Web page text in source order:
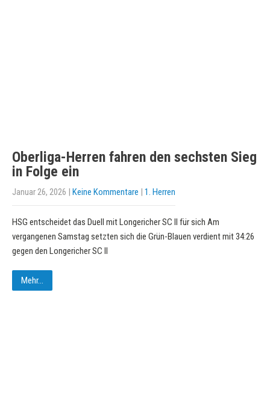
Oberliga-Herren fahren den sechsten Sieg
in Folge ein
Januar 26, 2026 | Keine Kommentare | 1. Herren
HSG entscheidet das Duell mit Longericher SC II für sich Am
vergangenen Samstag setzten sich die Grün-Blauen verdient mit 34:26
gegen den Longericher SC II
Mehr...